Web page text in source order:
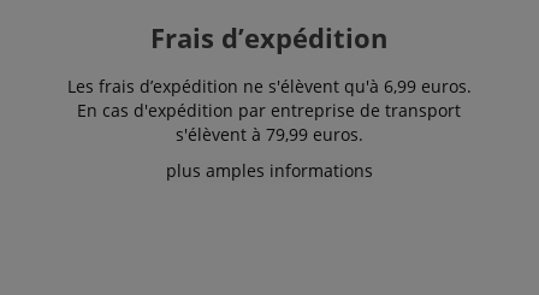
Frais d’expédition
Les frais d’expédition ne s'élèvent qu'à 6,99 euros.
En cas d'expédition par entreprise de transport
s'élèvent à 79,99 euros.
plus amples informations
Ciblage
Fonctionnalité
Les cookies strictement nécessaires permettent des
fonctionnalités de base du site Web telles que la
connexion des utilisateurs et la gestion des